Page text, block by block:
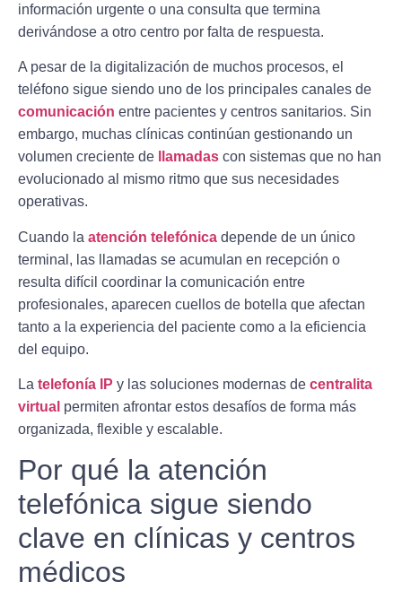
información urgente o una consulta que termina
derivándose a otro centro por falta de respuesta.
A pesar de la digitalización de muchos procesos, el
teléfono sigue siendo uno de los principales canales de
comunicación entre pacientes y centros sanitarios. Sin
embargo, muchas clínicas continúan gestionando un
volumen creciente de
llamadas con sistemas que no han
evolucionado al mismo ritmo que sus necesidades
operativas.
Cuando la atención telefónica depende de un único
terminal, las llamadas se acumulan en recepción o
resulta difícil coordinar la comunicación entre
profesionales, aparecen cuellos de botella que afectan
tanto a la experiencia del paciente como a la eficiencia
del equipo.
La telefonía IP y las soluciones modernas de centralita
virtual permiten afrontar estos desafíos de forma más
organizada, flexible y escalable.
Por qué la atención
telefónica sigue siendo
clave en clínicas y centros
médicos